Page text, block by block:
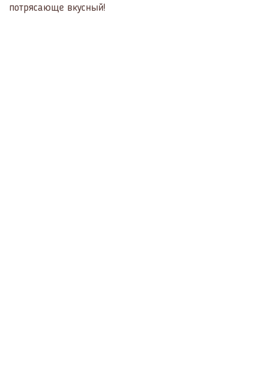
потрясающе вкусный!